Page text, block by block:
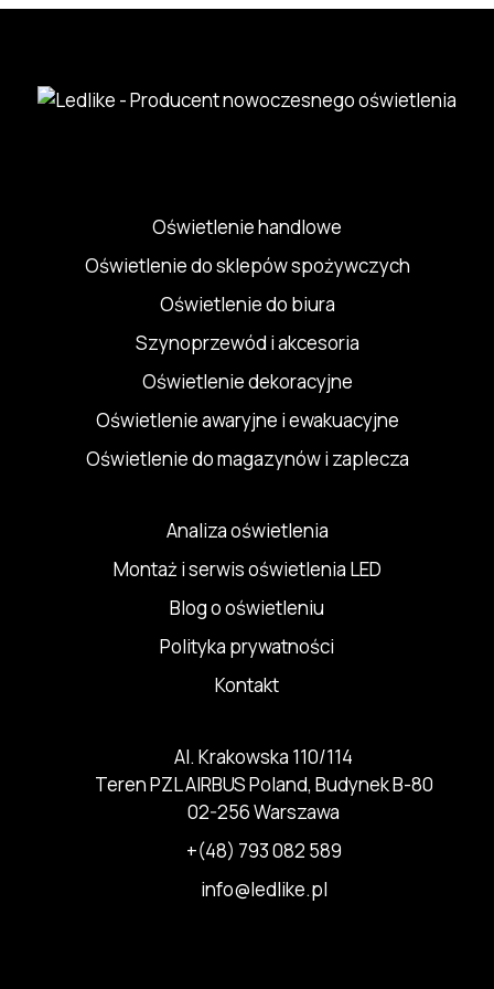
Oświetlenie handlowe
Oświetlenie do sklepów spożywczych
Oświetlenie do biura
Szynoprzewód i akcesoria
Oświetlenie dekoracyjne
Oświetlenie awaryjne i ewakuacyjne
Oświetlenie do magazynów i zaplecza
Analiza oświetlenia
Montaż i serwis oświetlenia LED
Blog o oświetleniu
Polityka prywatności
Kontakt
Al. Krakowska 110/114
Teren PZL AIRBUS Poland, Budynek B-80
02-256 Warszawa
+(48) 793 082 589
info@ledlike.pl